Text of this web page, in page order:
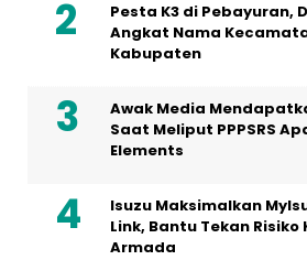
Pesta K3 di Pebayuran,
Angkat Nama
Kabupaten
Awak Media
Saat Meliput PPPSRS
Elements
Isuzu Maksimalkan
Link, Bantu Tekan
Armada